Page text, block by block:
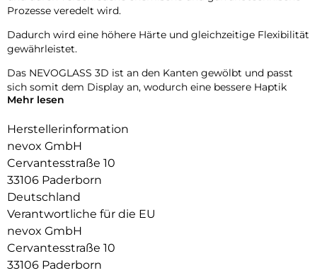
Prozesse veredelt wird.
Dadurch wird eine höhere Härte und gleichzeitige Flexibilität
gewährleistet.
Das NEVOGLASS 3D ist an den Kanten gewölbt und passt
sich somit dem Display an, wodurch eine bessere Haptik
erzielt.
Durch die Umformungen wird das komplette Display
zuverlässig geschützt.
9H Härtegrad
Resistent gegen Kratzer
Fettabweisende Beschichtung
ULTRA-dünnes gehärtetes Glas aus Japan
Keine Beeinträchtigung der Touch Bedienung
Mehr lesen
Herstellerinformation
nevox GmbH
Cervantesstraße 10
33106 Paderborn
Deutschland
Verantwortliche für die EU
nevox GmbH
Cervantesstraße 10
33106 Paderborn